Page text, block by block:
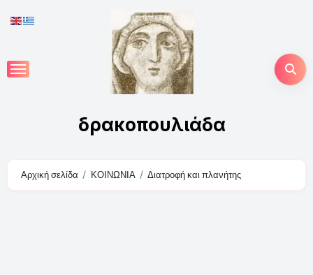
to
δρακοπουλιάδα
Αρχική σελίδα ΚΟΙΝΩΝΙΑ Διατροφή και πλανήτης